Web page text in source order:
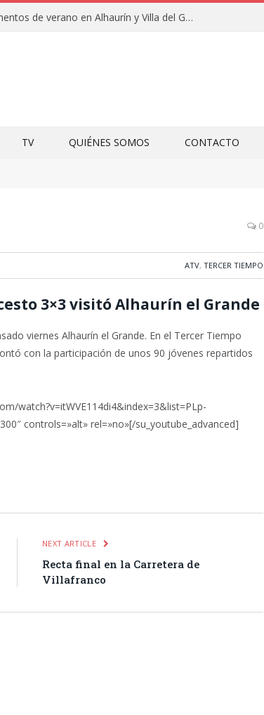
Clausuras de los campamentos de verano en Alhaurín y Villa del Guadalhorce 2026
TV QUIÉNES SOMOS CONTACTO
0
ATV, TERCER TIEMPO
3×3 visitó Alhaurín el Grande
viernes Alhaurín el Grande. En el Tercer Tiempo
con la participación de unos 90 jóvenes repartidos
watch?v=itWVE114di4&index=3&list=PLp-
controls=»alt» rel=»no»[/su_youtube_advanced]
NEXT ARTICLE
Recta final en la Carretera de
Villafranco